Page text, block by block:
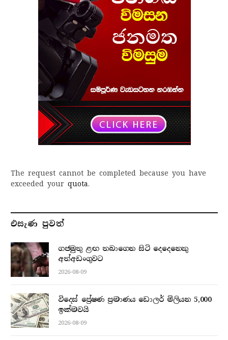
The request cannot be completed because you have
exceeded your quota.
එසැණ පුව​ත්
ගජමුතු ළඟ තබාගෙන සිටි දෙදෙනෙකු
අත්අඩංගුවට
2026-08-09
විදෙස් ප්‍රේෂණ ප්‍රමාණය ඩොලර් මිලියන 5,000
ඉක්මවයි
2026-08-09